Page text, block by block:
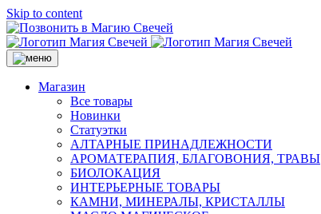
Skip to content
Магазин
Все товары
Новинки
Статуэтки
АЛТАРНЫЕ ПРИНАДЛЕЖНОСТИ
АРОМАТЕРАПИЯ, БЛАГОВОНИЯ, ТРАВЫ
БИОЛОКАЦИЯ
ИНТЕРЬЕРНЫЕ ТОВАРЫ
КАМНИ, МИНЕРАЛЫ, КРИСТАЛЛЫ